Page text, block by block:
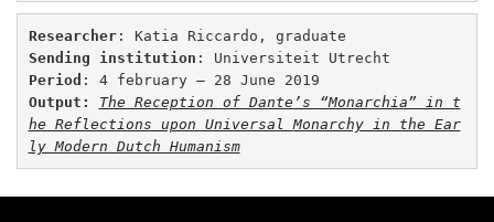
Researcher
Sending institution
Period
Output:
The Reception of Dante’s “Monarchia” in t
he Reflections upon Universal Monarchy in the Ear
ly Modern Dutch Humanism